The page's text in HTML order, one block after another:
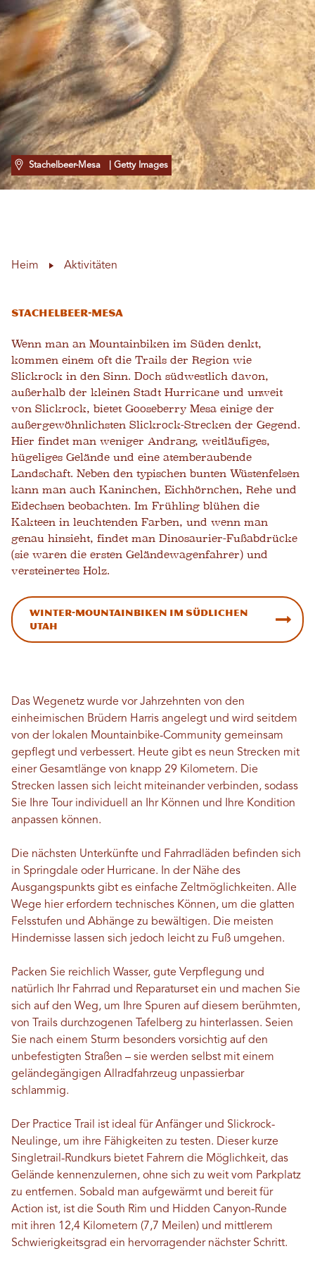
Stachelbeer-Mesa | Getty Images
Heim Aktivitäten
Stachelbeer-Mesa
Wenn man an Mountainbiken im Süden denkt,
kommen einem oft die Trails der Region wie
Slickrock in den Sinn. Doch südwestlich davon,
außerhalb der kleinen Stadt Hurricane und unweit
von Slickrock, bietet Gooseberry Mesa einige der
außergewöhnlichsten Slickrock-Strecken der Gegend.
Hier findet man weniger Andrang, weitläufiges,
hügeliges Gelände und eine atemberaubende
Landschaft. Neben den typischen bunten Wüstenfelsen
kann man auch Kaninchen, Eichhörnchen, Rehe und
Eidechsen beobachten. Im Frühling blühen die
Kakteen in leuchtenden Farben, und wenn man
genau hinsieht, findet man Dinosaurier-Fußabdrücke
(sie waren die ersten Geländewagenfahrer) und
versteinertes Holz.
Winter-Mountainbiken im südlichen
Utah
Das Wegenetz wurde vor Jahrzehnten von den
einheimischen Brüdern Harris angelegt und wird seitdem
von der lokalen Mountainbike-Community gemeinsam
gepflegt und verbessert. Heute gibt es neun Strecken mit
einer Gesamtlänge von knapp 29 Kilometern. Die
Strecken lassen sich leicht miteinander verbinden, sodass
Sie Ihre Tour individuell an Ihr Können und Ihre Kondition
anpassen können.
Die nächsten Unterkünfte und Fahrradläden befinden sich
in Springdale oder Hurricane. In der Nähe des
Ausgangspunkts gibt es einfache Zeltmöglichkeiten. Alle
Wege hier erfordern technisches Können, um die glatten
Felsstufen und Abhänge zu bewältigen. Die meisten
Hindernisse lassen sich jedoch leicht zu Fuß umgehen.
Packen Sie reichlich Wasser, gute Verpflegung und
natürlich Ihr Fahrrad und Reparaturset ein und machen Sie
sich auf den Weg, um Ihre Spuren auf diesem berühmten,
von Trails durchzogenen Tafelberg zu hinterlassen. Seien
Sie nach einem Sturm besonders vorsichtig auf den
unbefestigten Straßen – sie werden selbst mit einem
geländegängigen Allradfahrzeug unpassierbar
schlammig.
Der Practice Trail ist ideal für Anfänger und Slickrock-
Neulinge, um ihre Fähigkeiten zu testen. Dieser kurze
Singletrail-Rundkurs bietet Fahrern die Möglichkeit, das
Gelände kennenzulernen, ohne sich zu weit vom Parkplatz
zu entfernen. Sobald man aufgewärmt und bereit für
Action ist, ist die South Rim und Hidden Canyon-Runde
mit ihren 12,4 Kilometern (7,7 Meilen) und mittlerem
Schwierigkeitsgrad ein hervorragender nächster Schritt.